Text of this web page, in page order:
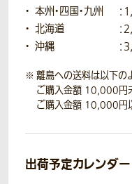
本州・四国・九州
：
北海道
：
沖縄
：
離島への送料は以下の
ご購入金額 10,000円
ご購入金額 10,000円
出荷予定カレンダー